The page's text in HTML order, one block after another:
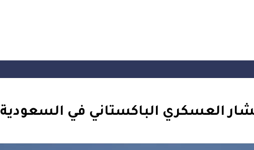
العسكري الباكستاني في السعودية